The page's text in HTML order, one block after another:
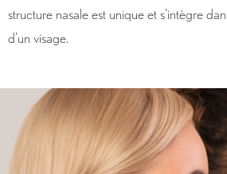
structure nasale est unique et s'intègre
d'un visage.